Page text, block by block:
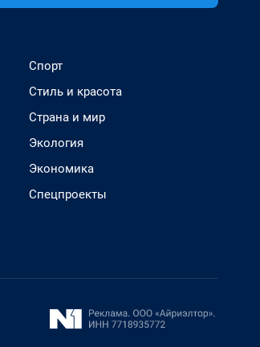
Спорт
Стиль и красота
Страна и мир
Экология
Экономика
Спецпроекты